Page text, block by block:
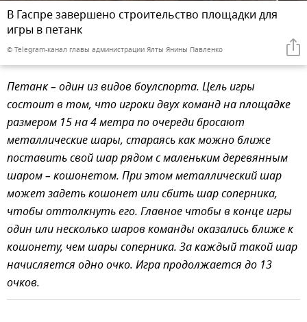
В Гаспре завершено строительство площадки для
игры в петанк
© Telegram-канал главы администрации Ялты Янины Павленко
Петанк – один из видов боулспорта. Цель игры
состоит в том, что игроки двух команд на площадке
размером 15 на 4 метра по очереди бросают
металлические шары, стараясь как можно ближе
поставить свой шар рядом с маленьким деревянным
шаром – кошонетом. При этом металлический шар
может задеть кошонет или сбить шар соперника,
чтобы оттолкнуть его. Главное чтобы в конце игры
один или несколько шаров команды оказались ближе к
кошонету, чем шары соперника. За каждый такой шар
начисляется одно очко. Игра продолжается до 13
очков.